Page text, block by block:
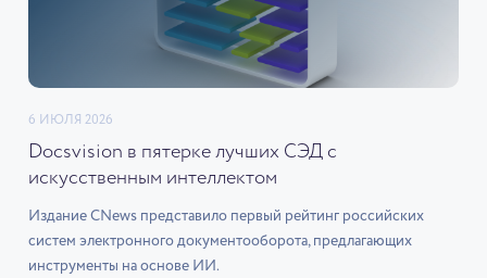
6 ИЮЛЯ 2026
Docsvision в пятерке лучших СЭД с
искусственным интеллектом
Издание CNews представило первый рейтинг российских
систем электронного документооборота, предлагающих
инструменты на основе ИИ.